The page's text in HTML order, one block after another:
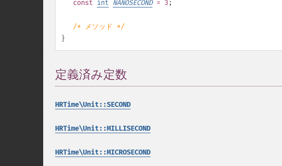
const int NANOSECOND= 3 ;
/* メソッド */
}
定義済み定数
HRTime\Unit::SECOND
HRTime\Unit::MILLISECOND
HRTime\Unit::MICROSECOND